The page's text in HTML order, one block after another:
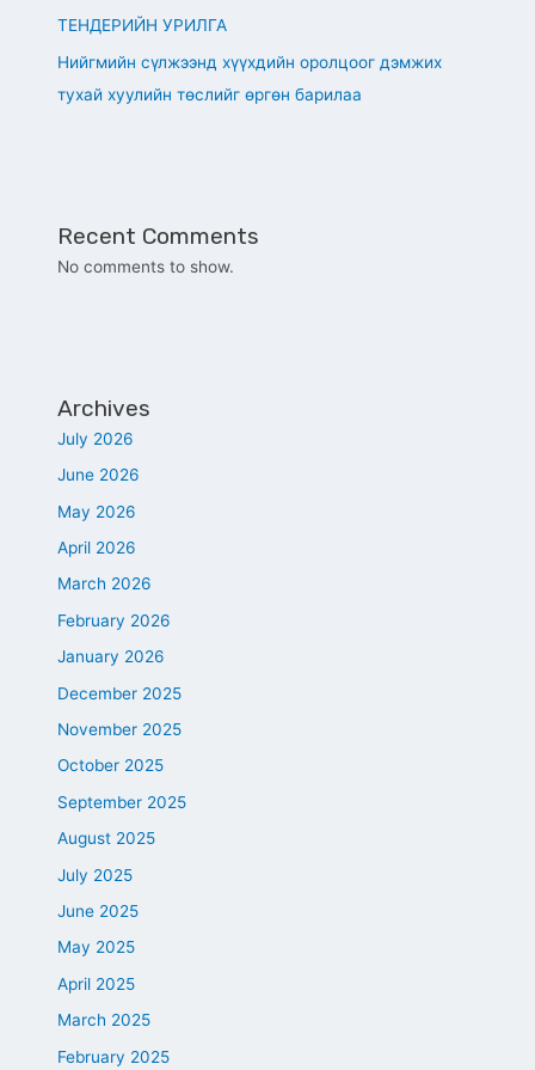
ТЕНДЕРИЙН УРИЛГА
Нийгмийн сүлжээнд хүүхдийн оролцоог дэмжих
тухай хуулийн төслийг өргөн барилаа
Recent Comments
No comments to show.
Archives
July 2026
June 2026
May 2026
April 2026
March 2026
February 2026
January 2026
December 2025
November 2025
October 2025
September 2025
August 2025
July 2025
June 2025
May 2025
April 2025
March 2025
February 2025